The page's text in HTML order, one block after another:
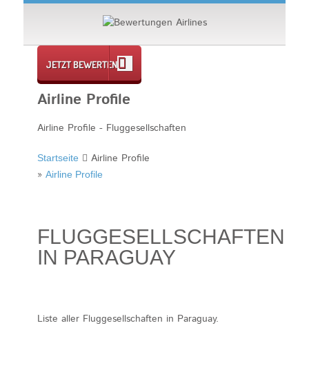
JETZT BEWERTEN
Airline Profile
Airline Profile - Fluggesellschaften
Startseite
Airline Profile
» Airline Profile
FLUGGESELLSCHAFTEN
IN PARAGUAY
Liste aller Fluggesellschaften in Paraguay.